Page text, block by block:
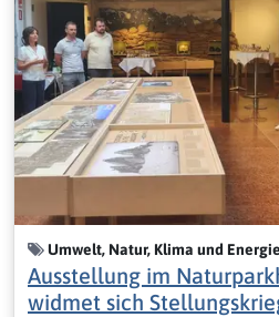
Umwelt, Natur, Klima und Energie
Ausstellung im
widmet sich